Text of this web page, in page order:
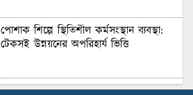
পোশাক শিল্পে স্থিতিশীল কর্মসংস্থান ব্যবস্থা:
টেকসই উন্নয়নের অপরিহার্য ভিত্তি
শুল্কের দেয়াল ভাঙার সুযোগ: মার্কিন বাজারে